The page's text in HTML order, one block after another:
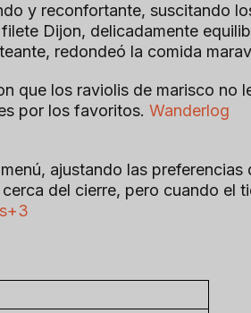
y reconfortante, suscitando
Dijon, delicadamente
redondeó la comida
que los raviolis de marisco no
por los favoritos. Wanderlog
ajustando las
del cierre, pero cuando el